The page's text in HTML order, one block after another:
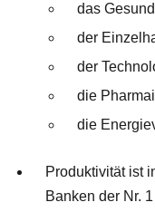
das
der
der
die
die
Produktivität ist
Banken der Nr.